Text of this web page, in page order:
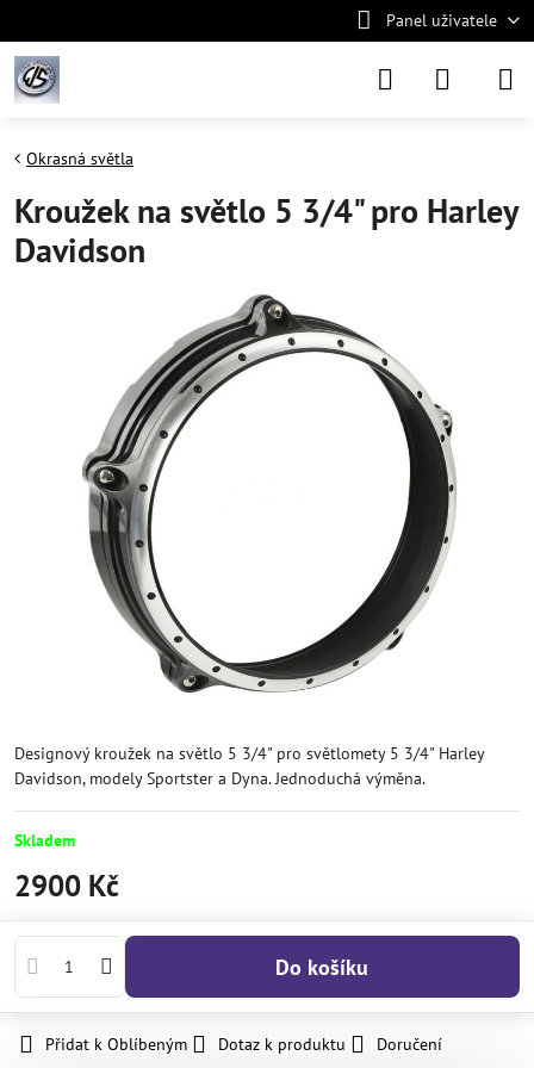
Panel uživatele
Okrasná světla
Kroužek na světlo 5 3/4" pro Harley
Davidson
Designový kroužek na světlo 5 3/4" pro světlomety 5 3/4" Harley
Davidson, modely Sportster a Dyna. Jednoduchá výměna.
Skladem
2900 Kč
Do košíku
Přidat k Oblíbeným Dotaz k produktu Doručení